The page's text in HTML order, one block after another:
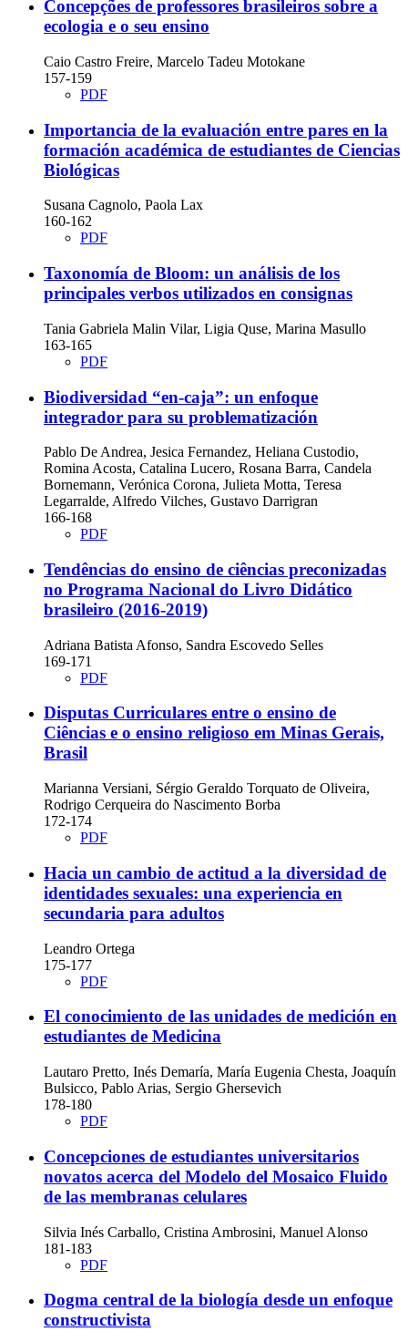
Concepções de professores brasileiros sobre a
ecologia e o seu ensino
Caio Castro Freire, Marcelo Tadeu Motokane
157-159
PDF
Importancia de la evaluación entre pares en la
formación académica de estudiantes de Ciencias
Biológicas
Susana Cagnolo, Paola Lax
160-162
PDF
Taxonomía de Bloom: un análisis de los
principales verbos utilizados en consignas
Tania Gabriela Malin Vilar, Ligia Quse, Marina Masullo
163-165
PDF
Biodiversidad “en-caja”: un enfoque
integrador para su problematización
Pablo De Andrea, Jesica Fernandez, Heliana Custodio,
Romina Acosta, Catalina Lucero, Rosana Barra, Candela
Bornemann, Verónica Corona, Julieta Motta, Teresa
Legarralde, Alfredo Vilches, Gustavo Darrigran
166-168
PDF
Tendências do ensino de ciências preconizadas
no Programa Nacional do Livro Didático
brasileiro (2016-2019)
Adriana Batista Afonso, Sandra Escovedo Selles
169-171
PDF
Disputas Curriculares entre o ensino de
Ciências e o ensino religioso em Minas Gerais,
Brasil
Marianna Versiani, Sérgio Geraldo Torquato de Oliveira,
Rodrigo Cerqueira do Nascimento Borba
172-174
PDF
Hacia un cambio de actitud a la diversidad de
identidades sexuales: una experiencia en
secundaria para adultos
Leandro Ortega
175-177
PDF
El conocimiento de las unidades de medición en
estudiantes de Medicina
Lautaro Pretto, Inés Demaría, María Eugenia Chesta, Joaquín
Bulsicco, Pablo Arias, Sergio Ghersevich
178-180
PDF
Concepciones de estudiantes universitarios
novatos acerca del Modelo del Mosaico Fluido
de las membranas celulares
Silvia Inés Carballo, Cristina Ambrosini, Manuel Alonso
181-183
PDF
Dogma central de la biología desde un enfoque
constructivista